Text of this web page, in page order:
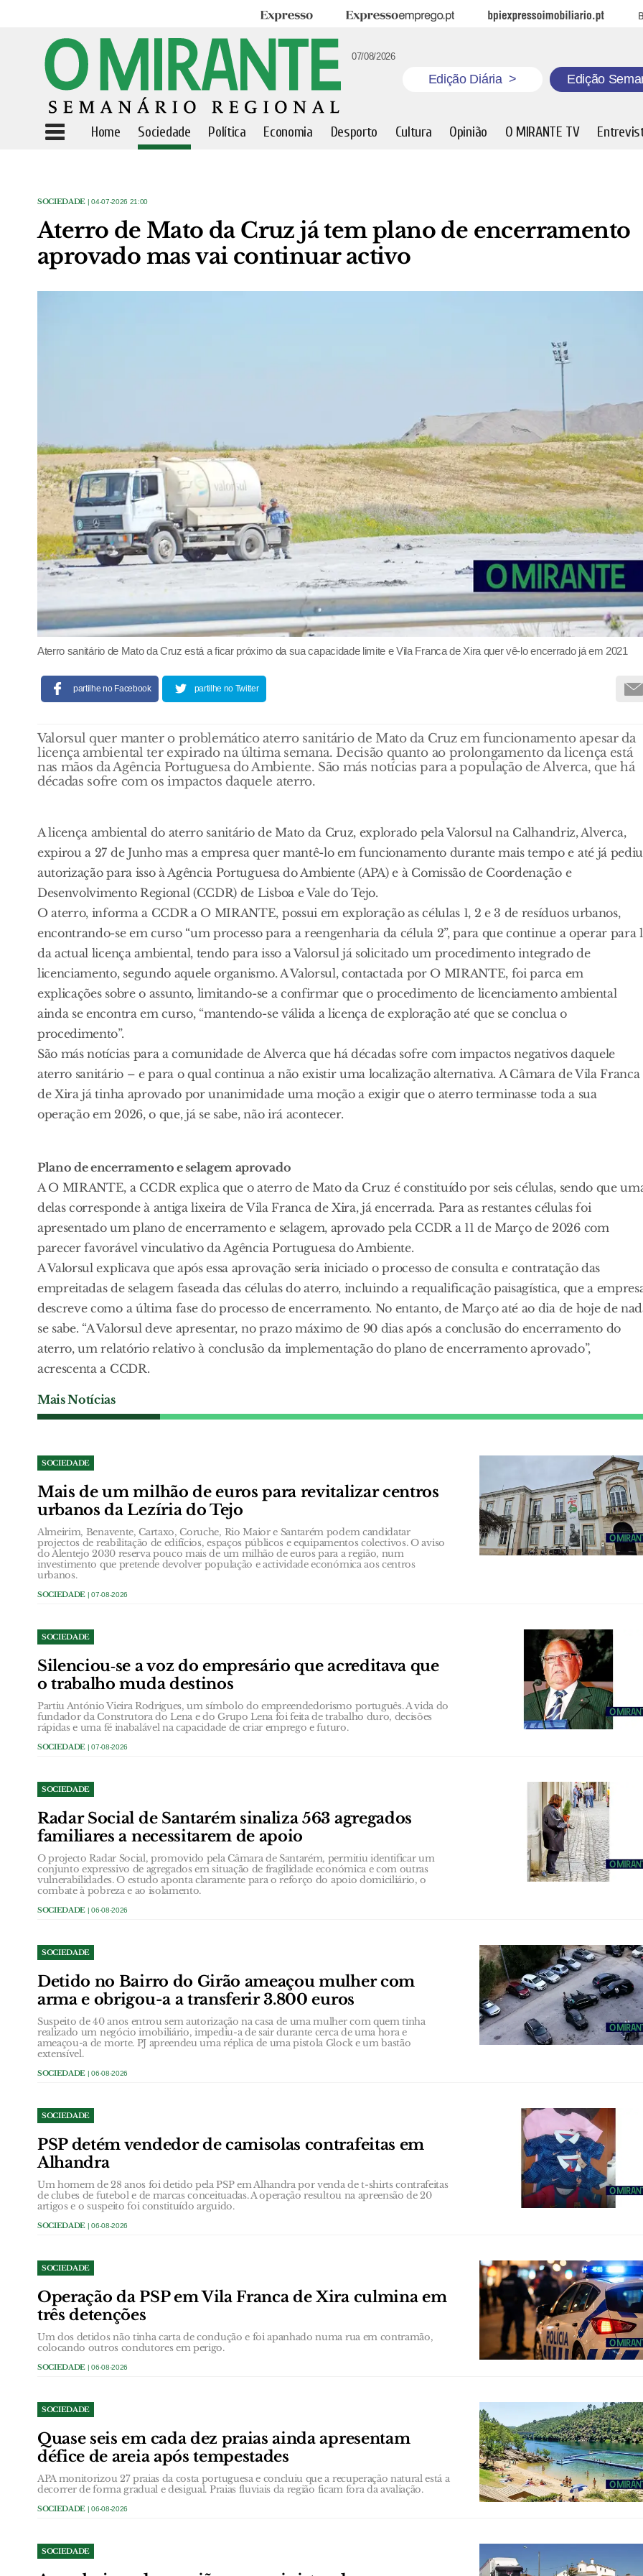
Expresso Expresso Emprego BPI Expresso Imobiliário
07/08/2026
Edição Diária > Edição
Home Sociedade Política Economia Desporto Cultura Opinião O MIRANTE TV
SOCIEDADE | 04-07-2026 21:00
Aterro de Mato da Cruz já tem plano de encerramento
aprovado mas vai continuar activo
Aterro sanitário de Mato da Cruz está a ficar próximo da sua capacidade limite e Vila Franca de Xira quer vê-lo encerrado já em 2021
partilhe no Facebook partilhe no Twitter
Valorsul quer manter o problemático aterro sanitário de Mato da Cruz em funcionamento apesar da
licença ambiental ter expirado na última semana. Decisão quanto ao prolongamento da licença está
nas mãos da Agência Portuguesa do Ambiente. São más notícias para a população de Alverca, que há
décadas sofre com os impactos daquele aterro.
A licença ambiental do aterro sanitário de Mato da Cruz, explorado pela Valorsul na Calhandriz, Alverca,
expirou a 27 de Junho mas a empresa quer mantê-lo em funcionamento durante mais tempo e até já pediu
autorização para isso à Agência Portuguesa do Ambiente (APA) e à Comissão de Coordenação e
Desenvolvimento Regional (CCDR) de Lisboa e Vale do Tejo.
O aterro, informa a CCDR a O MIRANTE, possui em exploração as células 1, 2 e 3 de resíduos urbanos,
encontrando-se em curso “um processo para a reengenharia da célula 2”, para que continue a operar para
da actual licença ambiental, tendo para isso a Valorsul já solicitado um procedimento integrado de
licenciamento, segundo aquele organismo. A Valorsul, contactada por O MIRANTE, foi parca em
explicações sobre o assunto, limitando-se a confirmar que o procedimento de licenciamento ambiental
ainda se encontra em curso, “mantendo-se válida a licença de exploração até que se conclua o
procedimento”.
São más notícias para a comunidade de Alverca que há décadas sofre com impactos negativos daquele
aterro sanitário – e para o qual continua a não existir uma localização alternativa. A Câmara de Vila Franca
de Xira já tinha aprovado por unanimidade uma moção a exigir que o aterro terminasse toda a sua
operação em 2026, o que, já se sabe, não irá acontecer.
Plano de encerramento e selagem aprovado
A O MIRANTE, a CCDR explica que o aterro de Mato da Cruz é constituído por seis células, sendo que
delas corresponde à antiga lixeira de Vila Franca de Xira, já encerrada. Para as restantes células foi
apresentado um plano de encerramento e selagem, aprovado pela CCDR a 11 de Março de 2026 com
parecer favorável vinculativo da Agência Portuguesa do Ambiente.
A Valorsul explicava que após essa aprovação seria iniciado o processo de consulta e contratação das
empreitadas de selagem faseada das células do aterro, incluindo a requalificação paisagística, que a
descreve como a última fase do processo de encerramento. No entanto, de Março até ao dia de hoje de
se sabe. “A Valorsul deve apresentar, no prazo máximo de 90 dias após a conclusão do encerramento do
aterro, um relatório relativo à conclusão da implementação do plano de encerramento aprovado”,
acrescenta a CCDR.
Mais Notícias
SOCIEDADE
Mais de um milhão de euros para revitalizar centros
urbanos da Lezíria do Tejo
Almeirim, Benavente, Cartaxo, Coruche, Rio Maior e Santarém podem candidatar
projectos de reabilitação de edifícios, espaços públicos e equipamentos colectivos. O aviso
do Alentejo 2030 reserva pouco mais de um milhão de euros para a região, num
investimento que pretende devolver população e actividade económica aos centros
urbanos.
SOCIEDADE | 07-08-2026
SOCIEDADE
Silenciou‑se a voz do empresário que acreditava que
o trabalho muda destinos
Partiu António Vieira Rodrigues, um símbolo do empreendedorismo português. A vida do
fundador da Construtora do Lena e do Grupo Lena foi feita de trabalho duro, decisões
rápidas e uma fé inabalável na capacidade de criar emprego e futuro.
SOCIEDADE | 07-08-2026
SOCIEDADE
Radar Social de Santarém sinaliza 563 agregados
familiares a necessitarem de apoio
O projecto Radar Social, promovido pela Câmara de Santarém, permitiu identificar um
conjunto expressivo de agregados em situação de fragilidade económica e com outras
vulnerabilidades. O estudo aponta claramente para o reforço do apoio domiciliário, o
combate à pobreza e ao isolamento.
SOCIEDADE | 06-08-2026
SOCIEDADE
Detido no Bairro do Girão ameaçou mulher com
arma e obrigou-a a transferir 3.800 euros
Suspeito de 40 anos entrou sem autorização na casa de uma mulher com quem tinha
realizado um negócio imobiliário, impediu-a de sair durante cerca de uma hora e
ameaçou-a de morte. PJ apreendeu uma réplica de uma pistola Glock e um bastão
extensível.
SOCIEDADE | 06-08-2026
SOCIEDADE
PSP detém vendedor de camisolas contrafeitas em
Alhandra
Um homem de 28 anos foi detido pela PSP em Alhandra por venda de t-shirts contrafeitas
de clubes de futebol e de marcas conceituadas. A operação resultou na apreensão de 20
artigos e o suspeito foi constituído arguido.
SOCIEDADE | 06-08-2026
SOCIEDADE
Operação da PSP em Vila Franca de Xira culmina em
três detenções
Um dos detidos não tinha carta de condução e foi apanhado numa rua em contramão,
colocando outros condutores em perigo.
SOCIEDADE | 06-08-2026
SOCIEDADE
Quase seis em cada dez praias ainda apresentam
défice de areia após tempestades
APA monitorizou 27 praias da costa portuguesa e concluiu que a recuperação natural está a
decorrer de forma gradual e desigual. Praias fluviais da região ficam fora da avaliação.
SOCIEDADE | 06-08-2026
SOCIEDADE